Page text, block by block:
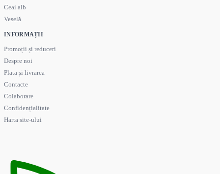
Ceai alb
Veselă
INFORMAȚII
Promoții și reduceri
Despre noi
Plata și livrarea
Contacte
Colaborare
Confidențialitate
Harta site-ului